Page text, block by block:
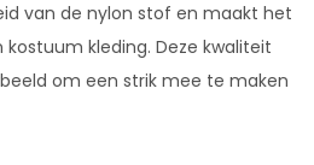
van de nylon stof en maakt het
kleding. Deze kwaliteit
om een strik mee te maken